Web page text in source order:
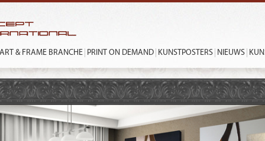
ART & FRAME BRANCHE PRINT ON DEMAND KUNSTPOSTERS NIEUWS